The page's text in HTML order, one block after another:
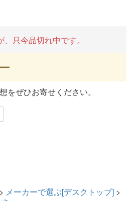
只今品切れ中です。
をぜひお寄せください。
> メーカーで選ぶ[デスクトップ] >